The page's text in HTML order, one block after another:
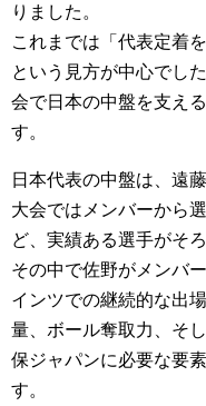
りました。
これまでは「代表定着
という見方が中心でし
会で日本の中盤を支え
す。
日本代表の中盤は、遠
大会ではメンバーから
ど、実績ある選手がそ
その中で佐野がメンバ
インツでの継続的な出
量、ボール奪取力、そ
保ジャパンに必要な要
す。